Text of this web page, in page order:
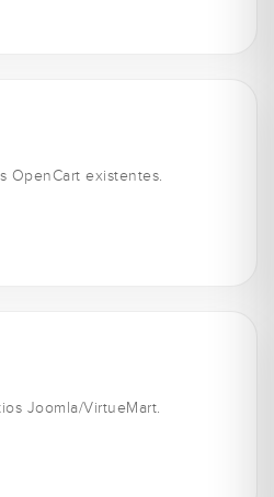
OpenCart existentes.
Joomla/VirtueMart.